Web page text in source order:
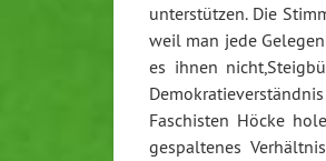
unterstützen. Die
weil man jede
es ihnen
Faschisten Höcke
gespaltenes